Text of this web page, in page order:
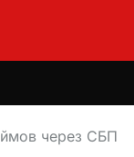
через СБП